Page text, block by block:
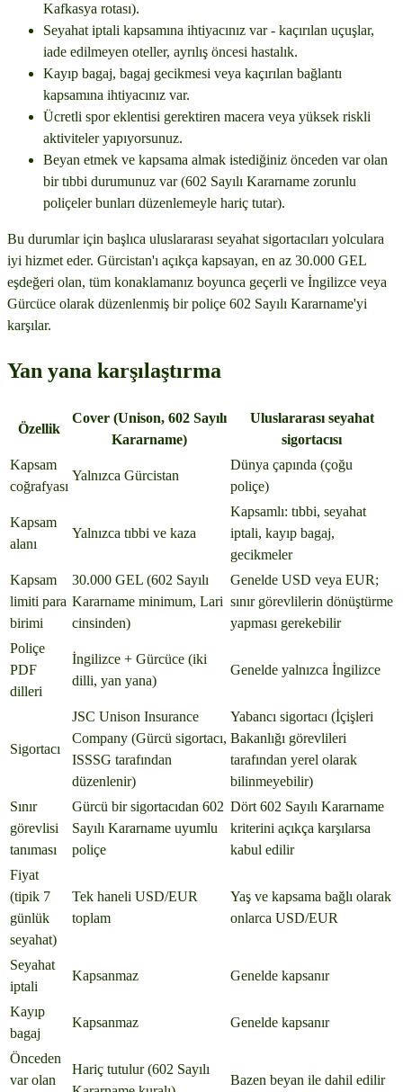
Kafkasya rotası).
Seyahat iptali kapsamına ihtiyacınız var - kaçırılan uçuşlar,
iade edilmeyen oteller, ayrılış öncesi hastalık.
Kayıp bagaj, bagaj gecikmesi veya kaçırılan bağlantı
kapsamına ihtiyacınız var.
Ücretli spor eklentisi gerektiren macera veya yüksek riskli
aktiviteler yapıyorsunuz.
Beyan etmek ve kapsama almak istediğiniz önceden var olan
bir tıbbi durumunuz var (602 Sayılı Kararname zorunlu
poliçeler bunları düzenlemeyle hariç tutar).
Bu durumlar için başlıca uluslararası seyahat sigortacıları yolculara
iyi hizmet eder. Gürcistan'ı açıkça kapsayan, en az 30.000 GEL
eşdeğeri olan, tüm konaklamanız boyunca geçerli ve İngilizce veya
Gürcüce olarak düzenlenmiş bir poliçe 602 Sayılı Kararname'yi
karşılar.
Yan yana karşılaştırma
Özellik
Cover (Unison, 602 Sayılı
Kararname)
Uluslararası seyahat
sigortacısı
Kapsam
coğrafyası
Yalnızca Gürcistan
Dünya çapında (çoğu
poliçe)
Kapsam
alanı
Yalnızca tıbbi ve kaza
Kapsamlı: tıbbi, seyahat
iptali, kayıp bagaj,
gecikmeler
Kapsam
limiti para
birimi
30.000 GEL (602 Sayılı
Kararname minimum, Lari
cinsinden)
Genelde USD veya EUR;
sınır görevlilerin dönüştürme
yapması gerekebilir
Poliçe
PDF
dilleri
İngilizce + Gürcüce (iki
dilli, yan yana)
Genelde yalnızca İngilizce
Sigortacı
JSC Unison Insurance
Company (Gürcü sigortacı,
ISSSG tarafından
düzenlenir)
Yabancı sigortacı (İçişleri
Bakanlığı görevlileri
tarafından yerel olarak
bilinmeyebilir)
Sınır
görevlisi
tanıması
Gürcü bir sigortacıdan 602
Sayılı Kararname uyumlu
poliçe
Dört 602 Sayılı Kararname
kriterini açıkça karşılarsa
kabul edilir
Fiyat
(tipik 7
günlük
seyahat)
Tek haneli USD/EUR
toplam
Yaş ve kapsama bağlı olarak
onlarca USD/EUR
Seyahat
iptali
Kapsanmaz Genelde kapsanır
Kayıp
bagaj
Kapsanmaz Genelde kapsanır
Önceden
var olan
Hariç tutulur (602 Sayılı
Bazen beyan ile dahil edilir